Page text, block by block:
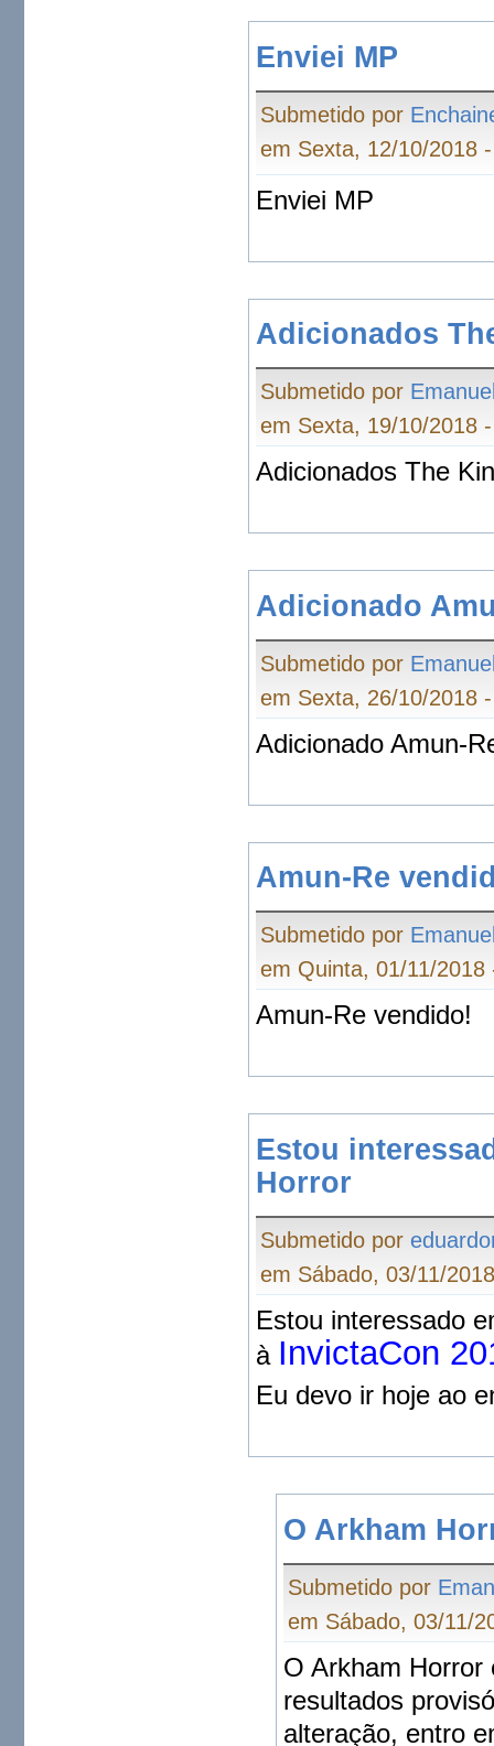
Enviei MP
Submetido por
em Sexta, 12/10/2018
Enviei MP
Adicionados
Submetido por
em Sexta, 19/10/2018
Adicionados The
Adicionado
Submetido por
em Sexta, 26/10/2018
Adicionado Amun-
Amun-Re
Submetido por
em Quinta, 01/11/2018
Amun-Re vendido!
Estou
Horror
Submetido por
em Sábado, 03/11/
Estou interessado
à InvictaCon
Eu devo ir hoje ao
O Arkham
Submetido por
em Sábado, 03/11/
O Arkham
resultados
alteração, entro